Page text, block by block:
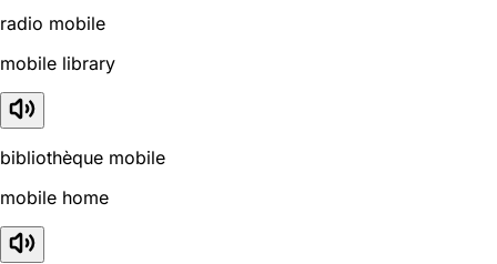
radio mobile
mobile library
bibliothèque mobile
mobile home